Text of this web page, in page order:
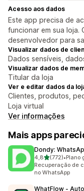
Acesso aos dados
Este app precisa de
funcionar em sua loja.
desenvolvedor para
Visualizar dados de
Dados sensíveis,
Visualizar dados de
Titular da loja
Ver e editar dados da
Clientes, produtos,
Loja virtual
Ver informações
Mais apps
Dondy:
4,8de 5 estrelas
(772)
772 avaliações ao
•Plano
Recuperação de
no WhatsApp
WhatFlow ‑